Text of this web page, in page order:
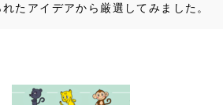
たアイデアから厳選してみました。